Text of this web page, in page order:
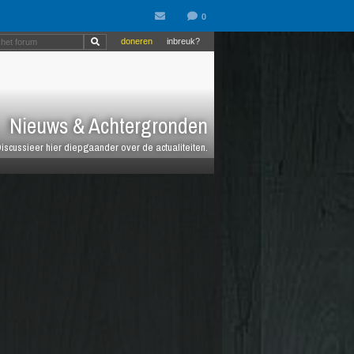
Nieuws & Achtergronden
hier diepgaander over de actualiteiten.
inbreuk?
doneren